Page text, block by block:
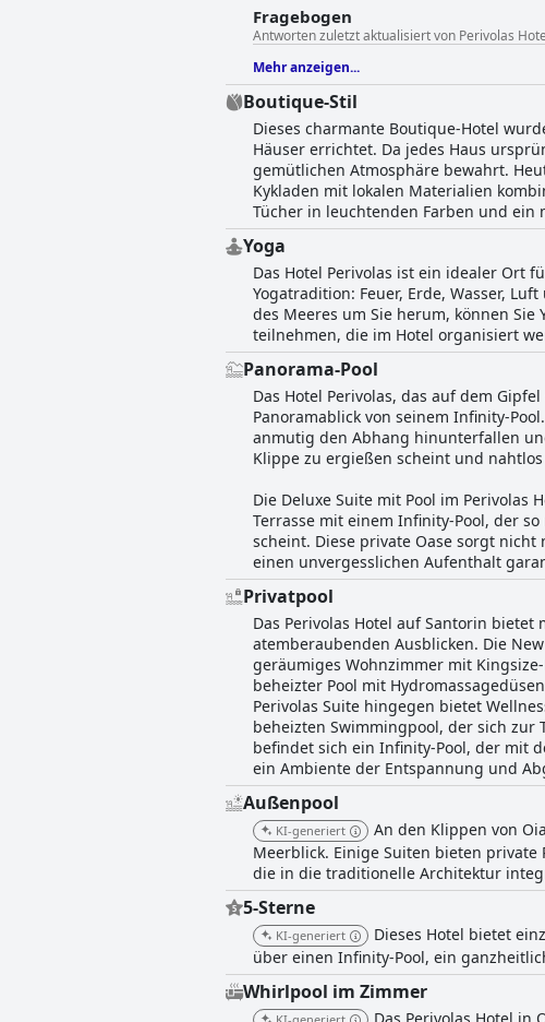
Fragebogen
Antworten zuletzt aktualisiert von Perivolas
Mehr anzeigen...
Boutique-Stil
Dieses charmante Boutique-Hotel
Häuser errichtet. Da jedes Haus
gemütlichen Atmosphäre bewahrt.
Kykladen mit lokalen Materialien
Tücher in leuchtenden Farben und ein
Yoga
Das Hotel Perivolas ist ein idealer Ort
Yogatradition: Feuer, Erde, Wasser,
des Meeres um Sie herum, können
teilnehmen, die im Hotel organisiert
Panorama-Pool
Das Hotel Perivolas, das auf dem
Panoramablick von seinem Infinity-
anmutig den Abhang hinunterfallen
Klippe zu ergießen scheint und
Die Deluxe Suite mit Pool im Perivolas
Terrasse mit einem Infinity-Pool, der
scheint. Diese private Oase sorgt
einen unvergesslichen Aufenthalt
Privatpool
Das Perivolas Hotel auf Santorin
atemberaubenden Ausblicken. Die
geräumiges Wohnzimmer mit
beheizter Pool mit
Perivolas Suite hingegen bietet
beheizten Swimmingpool, der sich zur
befindet sich ein Infinity-Pool, der mit
ein Ambiente der Entspannung und
Außenpool
KI-generiert
An den Klippen von
Meerblick. Einige Suiten bieten
die in die traditionelle Architektur
5-Sterne
KI-generiert
Dieses Hotel bietet
über einen Infinity-Pool, ein
Whirlpool im Zimmer